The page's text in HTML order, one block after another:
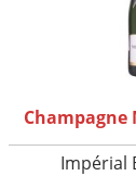
Champagne
Impérial